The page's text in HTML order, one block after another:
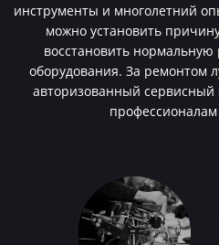
инструменты и многолетний
можно установить
восстановить нормальную
оборудования. За ремонтом
авторизованный
профессионалам